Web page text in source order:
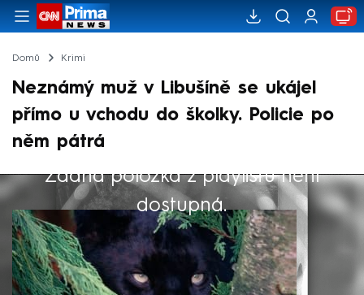
Domů Krimi
Neznámý muž v Libušíně se ukájel
přímo u vchodu do školky. Policie po
něm pátrá
Žádná položka z playlistu není
dostupná.
Výběr redakce